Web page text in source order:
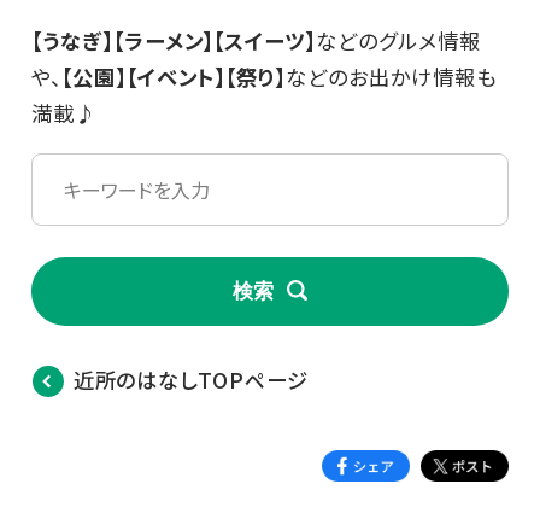
【うなぎ】【ラーメン】【スイーツ】などのグルメ情報
や、 【公園】【イベント】【祭り】などのお出かけ情報も
満載♪
検索
近所のはなしTOPページ